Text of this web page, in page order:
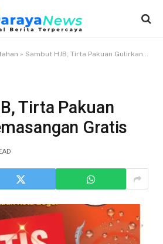
» Sambut HJB, Tirta Pakuan Gulirkan Pemasangan Gratis
Tirta Pakuan
Gratis